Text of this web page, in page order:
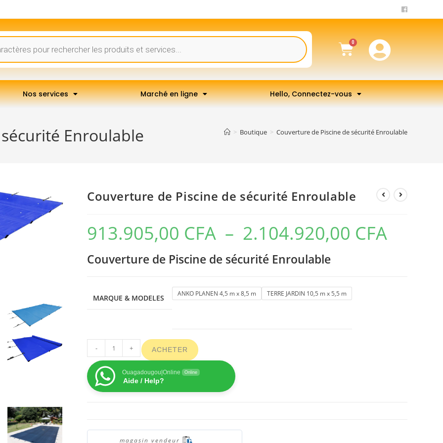
Nos services Marché en ligne Hello, Connectez-vous
Enroulable > Boutique > Couverture de Piscine de sécurité Enroulable
Couverture de Piscine de sécurité Enroulable
913.905,00 CFA – 2.104.920,00 CFA
Couverture de Piscine de sécurité Enroulable
MARQUE & MODELES ANKO PLANEN 4,5 m x 8,5 m TERRE JARDIN 10,5 m x 5,5 m
- + ACHETER
Ouagadougou|Online Online
Aide / Help?
magasin vendeur